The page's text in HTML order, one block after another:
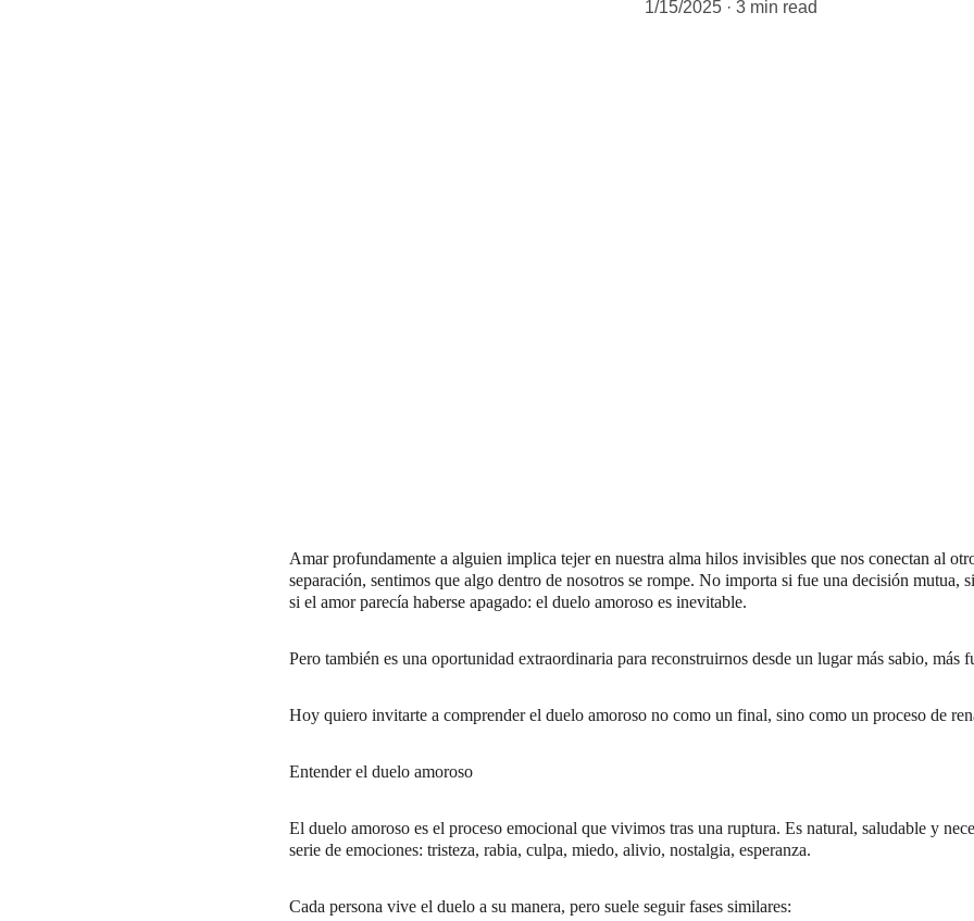
1/15/2025
3 min read
Amar profundamente a alguien implica tejer en nuestra alma hilos invisibles que nos conectan al
separación, sentimos que algo dentro de nosotros se rompe. No importa si fue una decisión mutua,
si el amor parecía haberse apagado: el duelo amoroso es inevitable.
Pero también es una oportunidad extraordinaria para reconstruirnos desde un lugar más sabio, más
Hoy quiero invitarte a comprender el duelo amoroso no como un final, sino como un proceso de
Entender el duelo amoroso
El duelo amoroso es el proceso emocional que vivimos tras una ruptura. Es natural, saludable y
serie de emociones: tristeza, rabia, culpa, miedo, alivio, nostalgia, esperanza.
Cada persona vive el duelo a su manera, pero suele seguir fases similares: